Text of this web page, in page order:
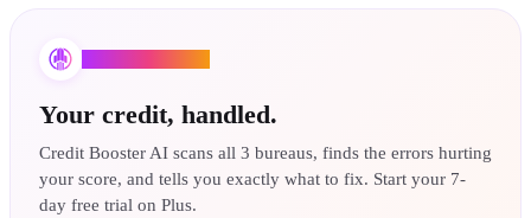
Your credit, handled.
Credit Booster AI scans all 3 bureaus, finds the errors hurting
your score, and tells you exactly what to fix. Start your 7-
day free trial on Plus.